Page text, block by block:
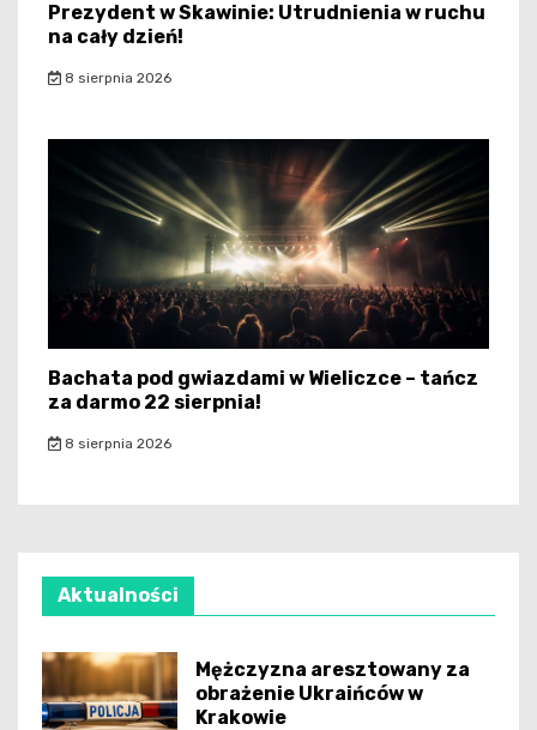
Prezydent w Skawinie: Utrudnienia w ruchu
na cały dzień!
8 sierpnia 2026
Bachata pod gwiazdami w Wieliczce – tańcz
za darmo 22 sierpnia!
8 sierpnia 2026
Aktualności
Mężczyzna aresztowany za
obrażenie Ukraińców w
Krakowie